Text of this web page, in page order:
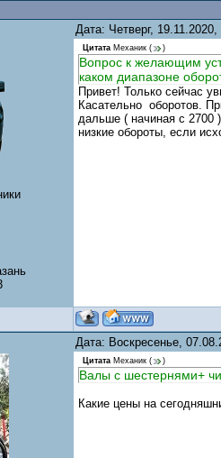
Дата: Четверг,
Цитата Механик ( )
Вопрос к желающим
каком диапазоне
Привет! Только сейчас
Касательно оборотов.
дальше ( начиная с 2700
низкие обороты, если
Дата: Воскресенье,
Цитата Механик ( )
Валы с шестернями+
Какие цены на